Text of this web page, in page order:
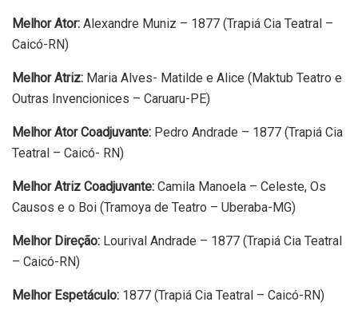
Melhor Ator: Alexandre Muniz – 1877 (Trapiá Cia Teatral –
Caicó-RN)
Melhor Atriz: Maria Alves- Matilde e Alice (Maktub Teatro e
Outras Invencionices – Caruaru-PE)
Melhor Ator Coadjuvante: Pedro Andrade – 1877 (Trapiá Cia
Teatral – Caicó- RN)
Melhor Atriz Coadjuvante: Camila Manoela – Celeste, Os
Causos e o Boi (Tramoya de Teatro – Uberaba-MG)
Melhor Direção: Lourival Andrade – 1877 (Trapiá Cia Teatral
– Caicó-RN)
Melhor Espetáculo: 1877 (Trapiá Cia Teatral – Caicó-RN)